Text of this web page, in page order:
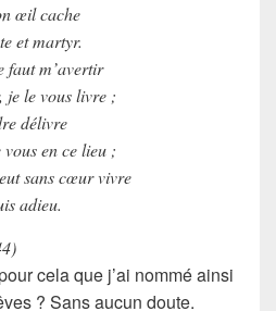
œil cache
et martyr.
faut m’avertir
je le vous livre ;
délivre
en ce lieu ;
sans cœur vivre
adieu.
cela que j’ai nommé ainsi
? Sans aucun doute.